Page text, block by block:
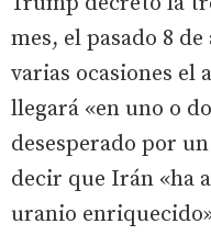
mes, el pasado 8
varias ocasiones el
llegará «en uno o
desesperado por
decir que Irán «ha
uranio